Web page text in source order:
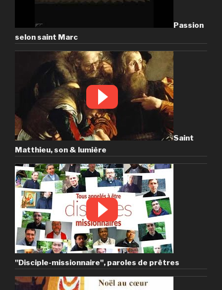
Passion
selon saint Marc
Saint
Matthieu, son & lumière
"Disciple-missionnaire", paroles de prêtres